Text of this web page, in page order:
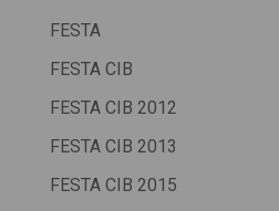
FESTA
FESTA CIB
FESTA CIB 2012
FESTA CIB 2013
FESTA CIB 2015